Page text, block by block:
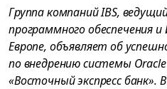
Группа компаний IBS,
программного обеспечения и
Европе, объявляет об
по внедрению системы Oracle
«Восточный экспресс банк».